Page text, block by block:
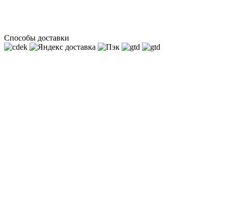
Способы доставки